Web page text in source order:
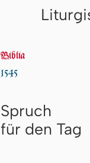
Biblia
1545
Spruch
für den Tag